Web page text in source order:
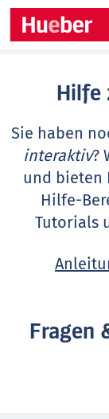
Hilfe
Sie haben
interaktiv?
und bieten
Hilfe-
Tutorials
Fragen